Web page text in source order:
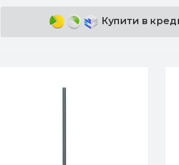
Купити в